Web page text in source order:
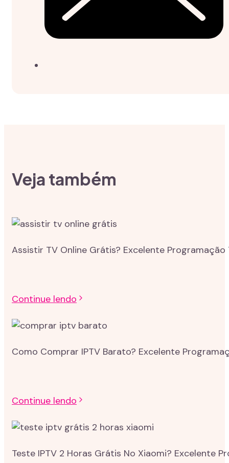
Veja também
Assistir TV Online Grátis? Excelente Programação
Continue lendo
Como Comprar IPTV Barato? Excelente
Continue lendo
Teste IPTV 2 Horas Grátis No Xiaomi? Excelente